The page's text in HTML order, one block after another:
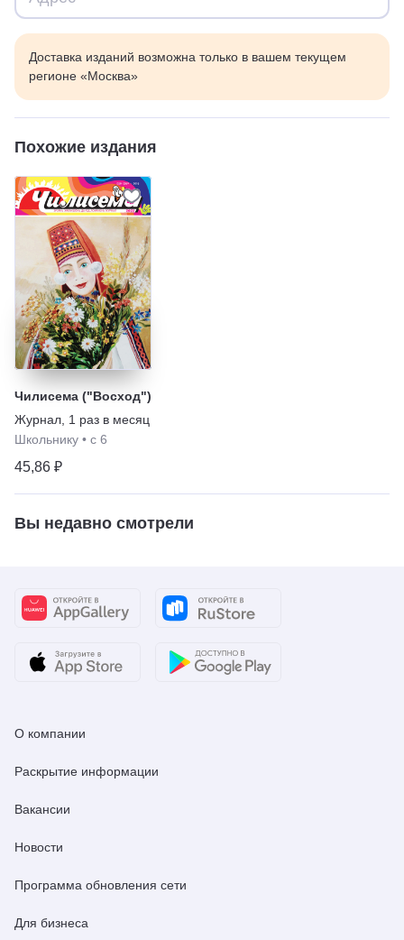
Доставка изданий возможна только в вашем текущем
регионе «Москва»
Похожие издания
Чилисема ("Восход")
Журнал 1 раз в месяц
Школьнику • с 6
45,86 ₽
Вы недавно смотрели
О компании
Раскрытие информации
Вакансии
Новости
Программа обновления сети
Для бизнеса